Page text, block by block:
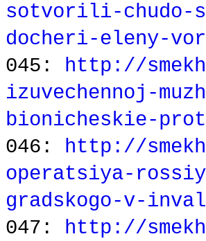
sotvorili-chudo-s-
docheri-eleny-
045: http://
izuvechennoj-
bionicheskie-
046: http://
operatsiya-
gradskogo-v-
047: http://